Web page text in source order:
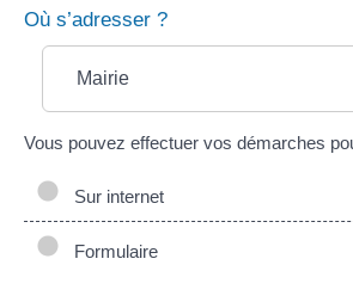
Où s’adresser ?
Mairie
Vous pouvez effectuer vos démarches
Sur internet
Formulaire